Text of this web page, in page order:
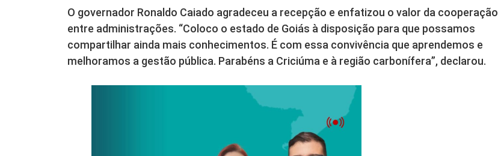
O governador Ronaldo Caiado agradeceu a recepção e enfatizou o valor da cooperação
entre administrações. “Coloco o estado de Goiás à disposição para que possamos
compartilhar ainda mais conhecimentos. É com essa convivência que aprendemos e
melhoramos a gestão pública. Parabéns a Criciúma e à região carbonífera”, declarou.